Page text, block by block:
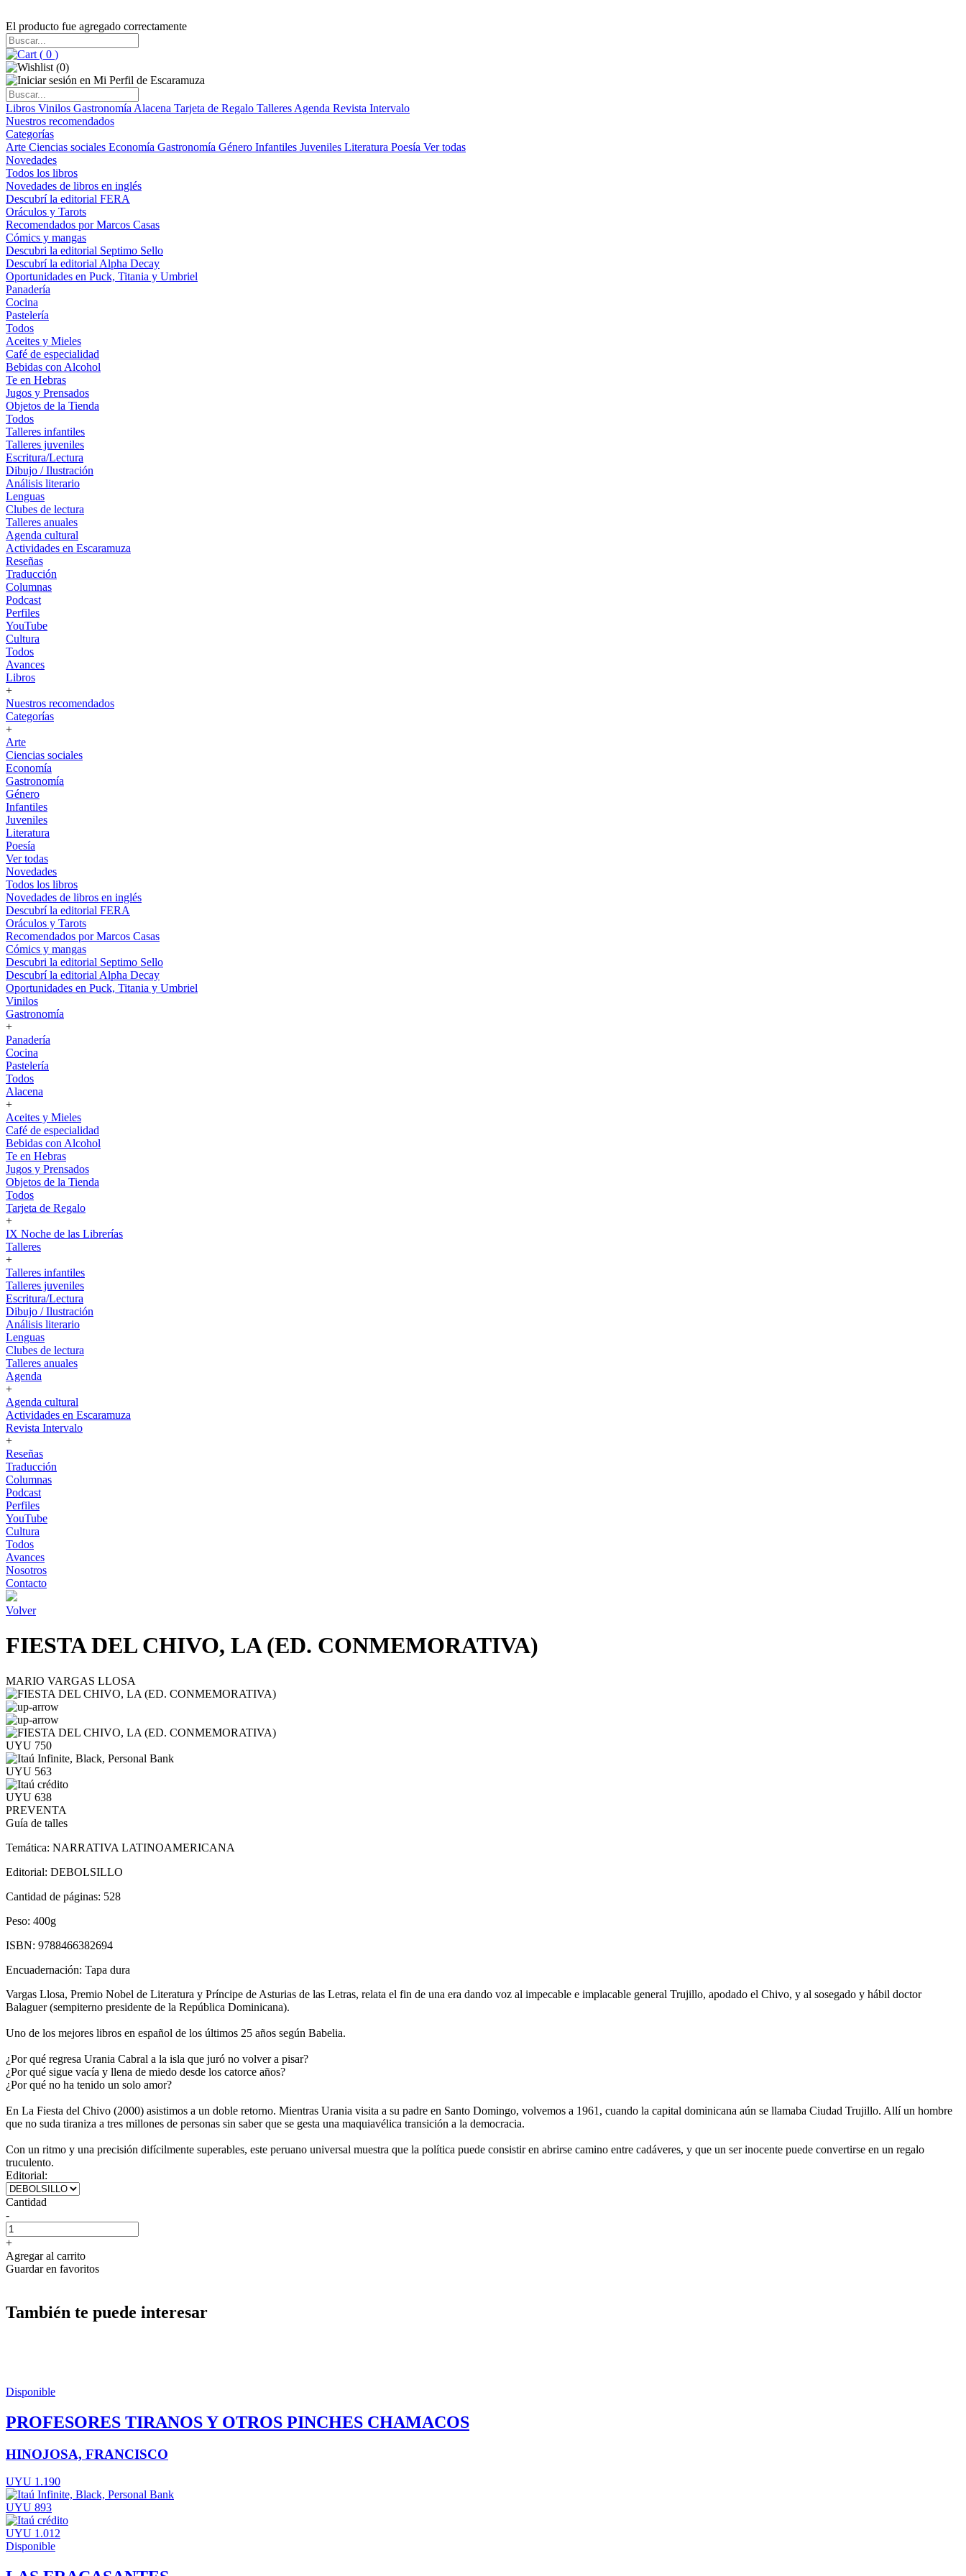
El producto fue agregado correctamente
( 0 )
(0)
Libros Vinilos Gastronomía Alacena Tarjeta de Regalo Talleres Agenda Revista Intervalo
Nuestros recomendados
Categorías
Arte Ciencias sociales Economía Gastronomía Género Infantiles Juveniles Literatura Poesía Ver todas
Novedades
Todos los libros
Novedades de libros en inglés
Descubrí la editorial FERA
Oráculos y Tarots
Recomendados por Marcos Casas
Cómics y mangas
Descubri la editorial Septimo Sello
Descubrí la editorial Alpha Decay
Oportunidades en Puck, Titania y Umbriel
Panadería
Cocina
Pastelería
Todos
Aceites y Mieles
Café de especialidad
Bebidas con Alcohol
Te en Hebras
Jugos y Prensados
Objetos de la Tienda
Todos
Talleres infantiles
Talleres juveniles
Escritura/Lectura
Dibujo / Ilustración
Análisis literario
Lenguas
Clubes de lectura
Talleres anuales
Agenda cultural
Actividades en Escaramuza
Reseñas
Traducción
Columnas
Podcast
Perfiles
YouTube
Cultura
Todos
Avances
Libros
+
Nuestros recomendados
Categorías
+
Arte
Ciencias sociales
Economía
Gastronomía
Género
Infantiles
Juveniles
Literatura
Poesía
Ver todas
Novedades
Todos los libros
Novedades de libros en inglés
Descubrí la editorial FERA
Oráculos y Tarots
Recomendados por Marcos Casas
Cómics y mangas
Descubri la editorial Septimo Sello
Descubrí la editorial Alpha Decay
Oportunidades en Puck, Titania y Umbriel
Vinilos
Gastronomía
+
Panadería
Cocina
Pastelería
Todos
Alacena
+
Aceites y Mieles
Café de especialidad
Bebidas con Alcohol
Te en Hebras
Jugos y Prensados
Objetos de la Tienda
Todos
Tarjeta de Regalo
+
IX Noche de las Librerías
Talleres
+
Talleres infantiles
Talleres juveniles
Escritura/Lectura
Dibujo / Ilustración
Análisis literario
Lenguas
Clubes de lectura
Talleres anuales
Agenda
+
Agenda cultural
Actividades en Escaramuza
Revista Intervalo
+
Reseñas
Traducción
Columnas
Podcast
Perfiles
YouTube
Cultura
Todos
Avances
Nosotros
Contacto
Volver
FIESTA DEL CHIVO, LA (ED. CONMEMORATIVA)
MARIO VARGAS LLOSA
UYU 750
UYU 563
UYU 638
PREVENTA
Guía de talles
Temática: NARRATIVA LATINOAMERICANA
Editorial: DEBOLSILLO
Cantidad de páginas: 528
Peso: 400g
ISBN: 9788466382694
Encuadernación: Tapa dura
Vargas Llosa, Premio Nobel de Literatura y Príncipe de Asturias de las Letras, relata el fin de una era dando voz al impecable e implacable general Trujillo, apodado el Chivo, y al sosegado y hábil doctor
Balaguer (sempiterno presidente de la República Dominicana).
Uno de los mejores libros en español de los últimos 25 años según Babelia.
¿Por qué regresa Urania Cabral a la isla que juró no volver a pisar?
¿Por qué sigue vacía y llena de miedo desde los catorce años?
¿Por qué no ha tenido un solo amor?
En La Fiesta del Chivo (2000) asistimos a un doble retorno. Mientras Urania visita a su padre en Santo Domingo, volvemos a 1961, cuando la capital dominicana aún se llamaba Ciudad Trujillo. Allí un hombre
que no suda tiraniza a tres millones de personas sin saber que se gesta una maquiavélica transición a la democracia.
Con un ritmo y una precisión difícilmente superables, este peruano universal muestra que la política puede consistir en abrirse camino entre cadáveres, y que un ser inocente puede convertirse en un regalo
truculento.
Editorial:
Cantidad
-
+
Agregar al carrito
Guardar en favoritos
También te puede interesar
Disponible
PROFESORES TIRANOS Y OTROS PINCHES CHAMACOS
HINOJOSA, FRANCISCO
UYU 1.190
UYU 893
UYU 1.012
Disponible